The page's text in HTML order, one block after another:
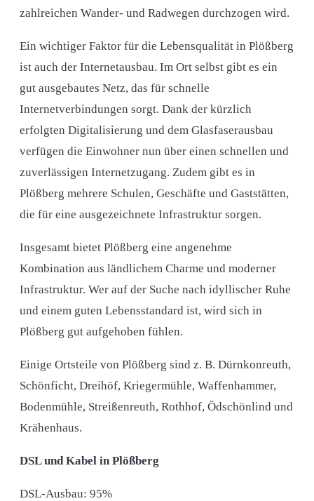
zahlreichen Wander- und Radwegen durchzogen wird.
Ein wichtiger Faktor für die Lebensqualität in Plößberg
ist auch der Internetausbau. Im Ort selbst gibt es ein
gut ausgebautes Netz, das für schnelle
Internetverbindungen sorgt. Dank der kürzlich
erfolgten Digitalisierung und dem Glasfaserausbau
verfügen die Einwohner nun über einen schnellen und
zuverlässigen Internetzugang. Zudem gibt es in
Plößberg mehrere Schulen, Geschäfte und Gaststätten,
die für eine ausgezeichnete Infrastruktur sorgen.
Insgesamt bietet Plößberg eine angenehme
Kombination aus ländlichem Charme und moderner
Infrastruktur. Wer auf der Suche nach idyllischer Ruhe
und einem guten Lebensstandard ist, wird sich in
Plößberg gut aufgehoben fühlen.
Einige Ortsteile von Plößberg sind z. B. Dürnkonreuth,
Schönficht, Dreihöf, Kriegermühle, Waffenhammer,
Bodenmühle, Streißenreuth, Rothhof, Ödschönlind und
Krähenhaus.
DSL und Kabel in Plößberg
DSL-Ausbau: 95%